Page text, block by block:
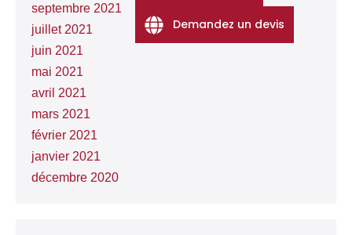
septembre 2021
juillet 2021
juin 2021
mai 2021
avril 2021
mars 2021
février 2021
janvier 2021
décembre 2020
Demandez un devis